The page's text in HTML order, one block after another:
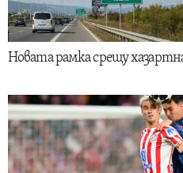
Новата рамка срещу